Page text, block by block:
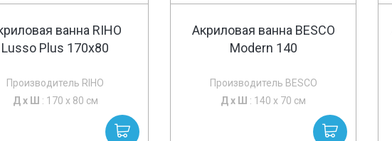
ванна RIHO
Lusso Plus 170x80
Производитель RIHO
Д х Ш : 170 x 80 см
Акриловая ванна BESCO
Modern 140
Производитель BESCO
Д х Ш : 140 x 70 см